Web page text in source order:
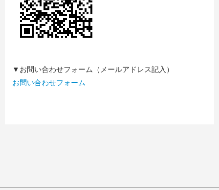
▼お問い合わせフォーム（メールアドレス記入）
お問い合わせフォーム